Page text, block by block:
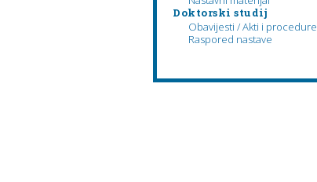
Doktorski studij
Obavijesti / Akti i procedure
Raspored nastave